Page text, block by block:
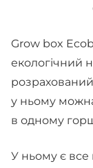
Grow box
екологічний
у ньому
в одному
У ньому є все